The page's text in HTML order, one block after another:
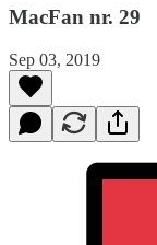
MacFan nr. 29
Sep 03, 2019